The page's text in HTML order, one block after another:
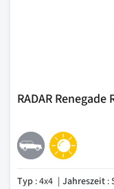
RADAR Renegade
Typ : 4x4 Jahreszeit :